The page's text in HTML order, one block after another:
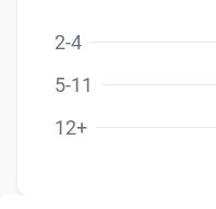
2-4
5-11
12+